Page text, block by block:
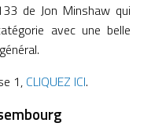
de Jon Minshaw qui
avec une belle
1, CLIQUEZ ICI.